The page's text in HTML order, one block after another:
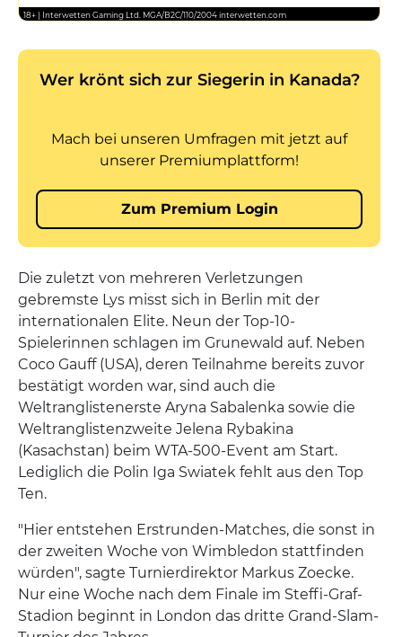
18+ | Interwetten Gaming Ltd. MGA/B2C/110/2004 interwetten.com
Die zuletzt von mehreren Verletzungen
gebremste Lys misst sich in Berlin mit der
internationalen Elite. Neun der Top-10-
Spielerinnen schlagen im Grunewald auf. Neben
Coco Gauff (USA), deren Teilnahme bereits zuvor
bestätigt worden war, sind auch die
Weltranglistenerste Aryna Sabalenka sowie die
Weltranglistenzweite Jelena Rybakina
(Kasachstan) beim WTA-500-Event am Start.
Lediglich die Polin Iga Swiatek fehlt aus den Top
Ten.
"Hier entstehen Erstrunden-Matches, die sonst in
der zweiten Woche von Wimbledon stattfinden
würden", sagte Turnierdirektor Markus Zoecke.
Nur eine Woche nach dem Finale im Steffi-Graf-
Stadion beginnt in London das dritte Grand-Slam-